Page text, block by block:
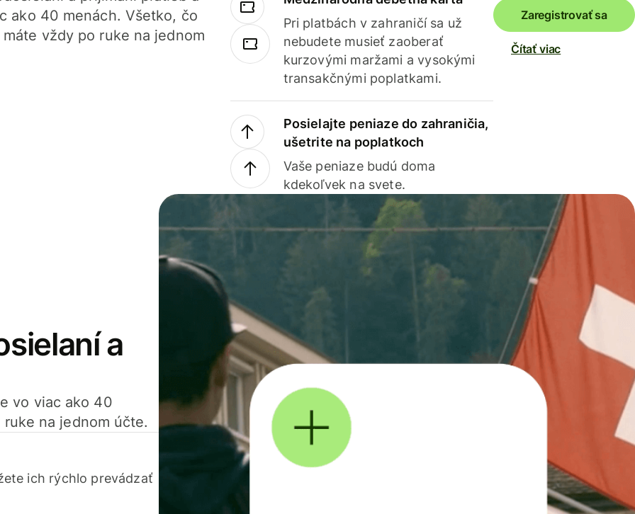
ako 40 menách. Všetko, čo
vždy po ruke na jednom
Pri platbách v zahraničí sa už
nebudete musieť zaoberať
kurzovými maržami a vysokými
transakčnými poplatkami.
Posielajte peniaze do zahraničia,
ušetrite na poplatkoch
Vaše peniaze budú doma
kdekoľvek na svete.
Zaregistrovať sa
Čítať viac
a
vo viac ako 40
na jednom účte.
ich rýchlo prevádzať